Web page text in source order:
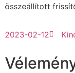
összeállított
2023-02-12